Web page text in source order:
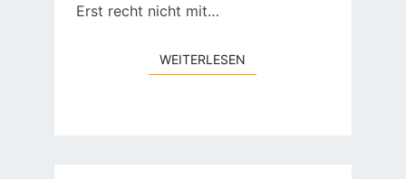
Erst recht nicht mit…
WEITERLESEN